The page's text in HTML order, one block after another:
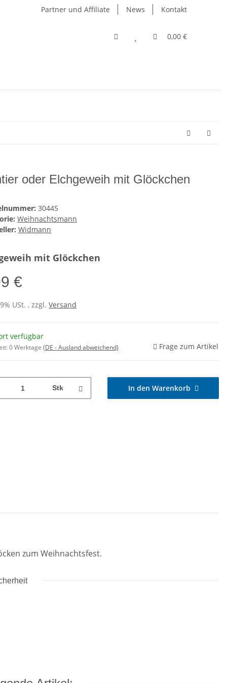
Partner und Affiliate News Kontakt
0,00 €
oder Elchgeweih mit Glöckchen
30445
Weihnachtsmann
Widmann
mit Glöckchen
€
USt. , zzgl. Versand
verfügbar
0 Werktage (DE - Ausland abweichend) Frage zum Artikel
Stk In den Warenkorb
zum Weihnachtsfest.